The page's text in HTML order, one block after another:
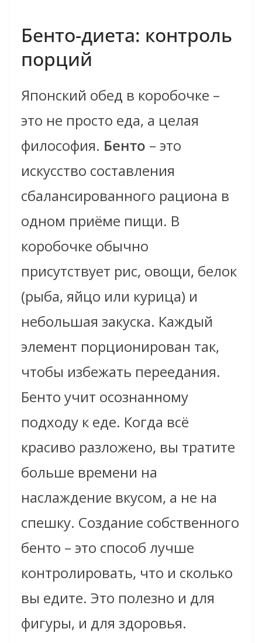
Бенто-диета: контроль
порций
Японский обед в коробочке –
это не просто еда, а целая
философия. Бенто – это
искусство составления
сбалансированного рациона в
одном приёме пищи. В
коробочке обычно
присутствует рис, овощи, белок
(рыба, яйцо или курица) и
небольшая закуска. Каждый
элемент порционирован так,
чтобы избежать переедания.
Бенто учит осознанному
подходу к еде. Когда всё
красиво разложено, вы тратите
больше времени на
наслаждение вкусом, а не на
спешку. Создание собственного
бенто – это способ лучше
контролировать, что и сколько
вы едите. Это полезно и для
фигуры, и для здоровья.